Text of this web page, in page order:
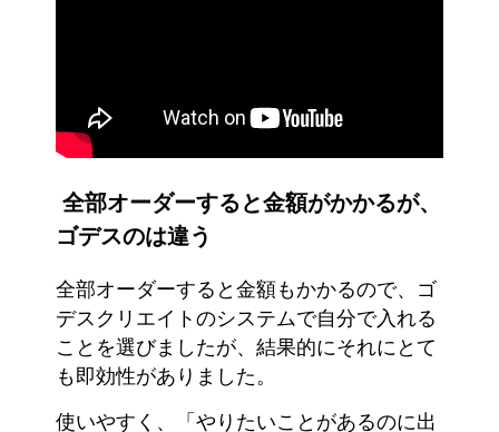
全部オーダーすると金額がかかるが、
ゴデスのは違う
全部オーダーすると金額もかかるので、ゴ
デスクリエイトのシステムで自分で入れる
ことを選びましたが、結果的にそれにとて
も即効性がありました。
使いやすく、「やりたいことがあるのに出